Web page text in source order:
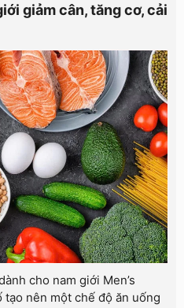
giảm cân, tăng cơ, cải
cho nam giới Men’s
nên một chế độ ăn uống